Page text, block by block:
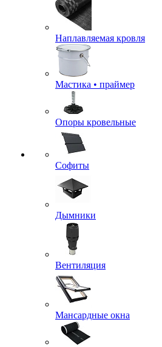
Наплавляемая кровля
Мастика • праймер
Опоры кровельные
Софиты
Дымники
Вентиляция
Мансардные окна